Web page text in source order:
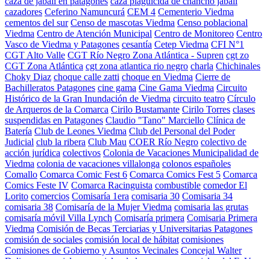
cazadores Ceferino Namuncurá CEM 4 Cementerio Viedma
cementos del sur Censo de mascotas Viedma Censo poblacional
Viedma Centro de Atención Municipal Centro de Monitoreo Centro
Vasco de Viedma y Patagones cesantía Cetep Viedma CFI N°1
CGT Alto Valle CGT Río Negro Zona Atlántica - Supren cgt zo
CGT Zona Atlántica cgt zona atlantica rio negro charla Chichinales
Choky Diaz choque calle zatti choque en Viedma Cierre de
Bachilleratos Patagones cine gama Cine Gama Viedma Circuito
Histórico de la Gran Inundación de Viedma circuito teatro Círculo
de Arqueros de la Comarca Cirilo Bustamante Cirilo Torres clases
suspendidas en Patagones Claudio "Tano" Marciello Clínica de
Batería Club de Leones Viedma Club del Personal del Poder
Judicial club la ribera Club Mau COER Río Negro colectivo de
acción jurídica colectivos Colonia de Vacaciones Municipalidad de
Viedma colonia de vacaciones villalonga colonos españoles
Comallo Comarca Comic Fest 6 Comarca Comics Fest 5 Comarca
Comics Feste IV Comarca Racinguista combustible comedor El
Lorito comercios Comisaría 1era comisaria 30 Comisaria 34
comisaria 38 Comisaría de la Mujer Viedma comisaria las grutas
comisaría móvil Villa Lynch Comisaría primera Comisaria Primera
Viedma Comisión de Becas Terciarias y Universitarias Patagones
comisión de sociales comisión local de hábitat comisiones
Comisiones de Gobierno y Asuntos Vecinales Concejal Walter